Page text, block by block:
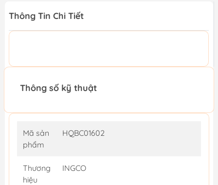
Thông Tin Chi Tiết
Thông số kỹ thuật
Mã sản
phẩm
HQBC01602
Thương
hiệu
INGCO